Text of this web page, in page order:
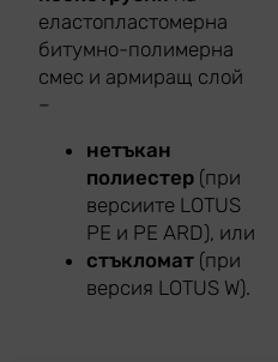
еластопластомерна
битумно-полимерна
смес и армиращ слой
–
нетъкан
полиестер (при
версиите LOTUS
PE и PE ARD), или
стъкломат (при
версия LOTUS W).